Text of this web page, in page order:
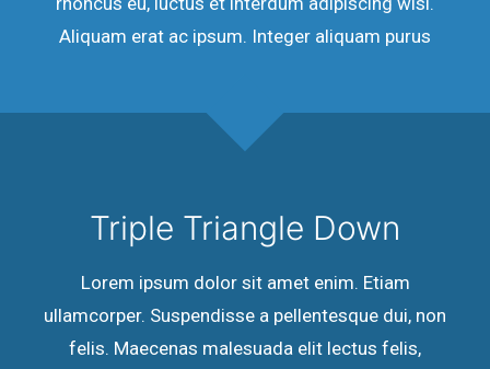
Aliquam erat ac ipsum. Integer aliquam purus
Triple Triangle Down
Lorem ipsum dolor sit amet enim. Etiam
ullamcorper. Suspendisse a pellentesque dui, non
felis. Maecenas malesuada elit lectus felis,